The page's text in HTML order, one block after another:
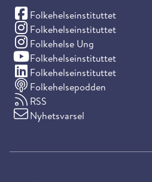
Folkehelseinstituttet
(Facebook)
Folkehelseinstituttet
(Instagram)
Folkehelse Ung
(Instagram)
Folkehelseinstituttet
(YouTube)
Folkehelseinstituttet
(LinkedIn)
Folkehelsepodden
RSS
Nyhetsvarsel